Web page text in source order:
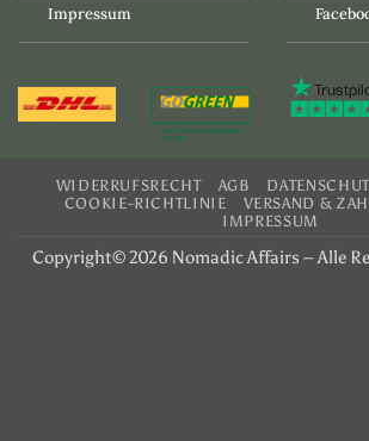
Impressum
WIDERRUFSRECHT AGB
COOKIE-RICHTLINIE
VERSAND &
IMPRESSUM
Copyright© 2026 Nomadic Affairs – Alle